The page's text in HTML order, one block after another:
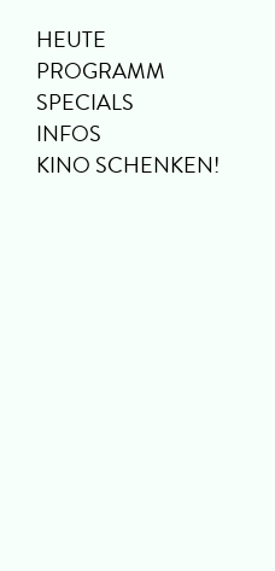
HEUTE
PROGRAMM
SPECIALS
INFOS
KINO SCHENKEN!